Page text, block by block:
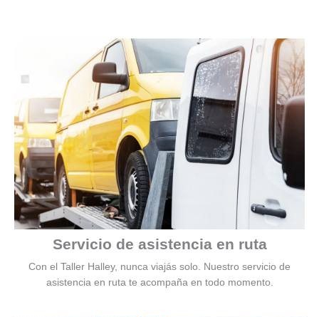
Servicio de asistencia en ruta
Con el Taller Halley, nunca viajás solo. Nuestro servicio de
asistencia en ruta te acompaña en todo momento.